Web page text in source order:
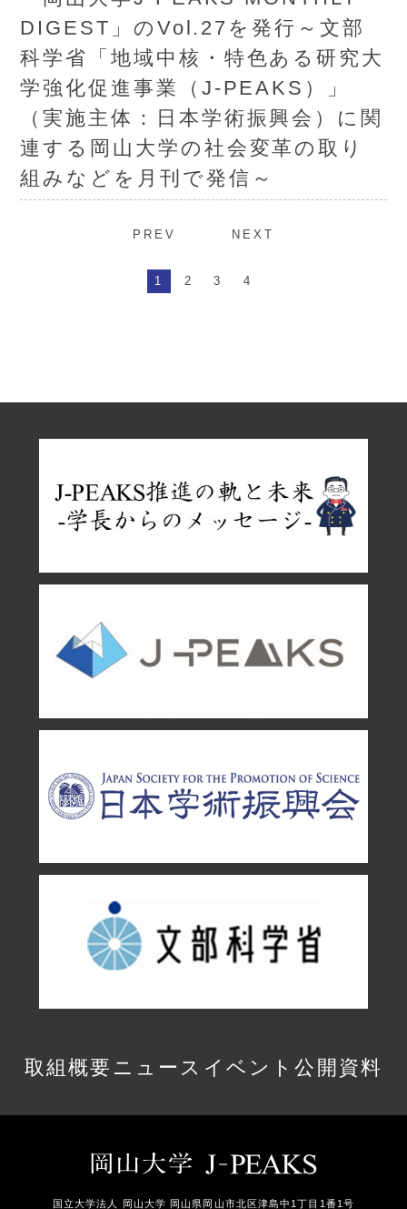
DIGEST」のVol.27を発行～文部
科学省「地域中核・特色ある研究大
学強化促進事業（J-PEAKS）」
（実施主体：日本学術振興会）に関
連する岡山大学の社会変革の取り
組みなどを月刊で発信～
PREV NEXT
1 2 3 4
取組概要 ニュース イベント公開資料
国立大学法人 岡山大学 岡山県岡山市北区津島中1丁目1番1号